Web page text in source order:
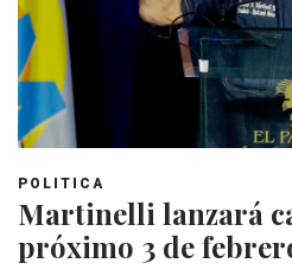
POLITICA
Martinelli lanzará
próximo 3 de